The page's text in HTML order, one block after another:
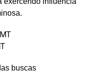
buscas